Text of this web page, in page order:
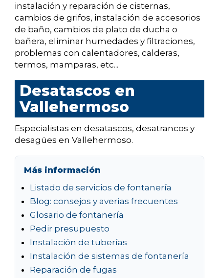
instalación y reparación de cisternas,
cambios de grifos, instalación de accesorios
de baño, cambios de plato de ducha o
bañera, eliminar humedades y filtraciones,
problemas con calentadores, calderas,
termos, mamparas, etc...
Desatascos en
Vallehermoso
Especialistas en desatascos, desatrancos y
desagües en Vallehermoso.
Más información
Listado de servicios de fontanería
Blog: consejos y averías frecuentes
Glosario de fontanería
Pedir presupuesto
Instalación de tuberías
Instalación de sistemas de fontanería
Reparación de fugas